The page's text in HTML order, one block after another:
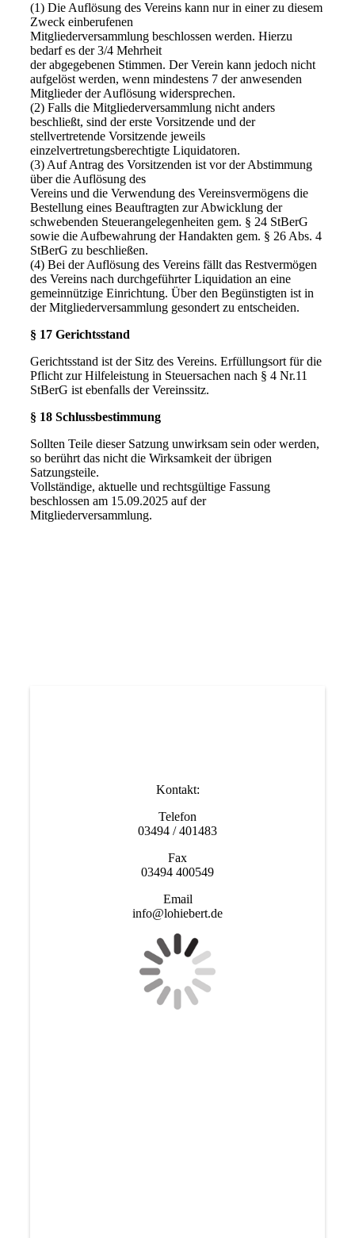
(1) Die Auflösung des Vereins kann nur in einer zu diesem
Zweck einberufenen
Mitgliederversammlung beschlossen werden. Hierzu
bedarf es der 3/4 Mehrheit
der abgegebenen Stimmen. Der Verein kann jedoch nicht
aufgelöst werden, wenn mindestens 7 der anwesenden
Mitglieder der Auflösung widersprechen.
(2) Falls die Mitgliederversammlung nicht anders
beschließt, sind der erste Vorsitzende und der
stellvertretende Vorsitzende jeweils
einzelvertretungsberechtigte Liquidatoren.
(3) Auf Antrag des Vorsitzenden ist vor der Abstimmung
über die Auflösung des
Vereins und die Verwendung des Vereinsvermögens die
Bestellung eines Beauftragten zur Abwicklung der
schwebenden Steuerangelegenheiten gem. § 24 StBerG
sowie die Aufbewahrung der Handakten gem. § 26 Abs. 4
StBerG zu beschließen.
(4) Bei der Auflösung des Vereins fällt das Restvermögen
des Vereins nach durchgeführter Liquidation an eine
gemeinnützige Einrichtung. Über den Begünstigten ist in
der Mitgliederversammlung gesondert zu entscheiden.
§ 17 Gerichtsstand
Gerichtsstand ist der Sitz des Vereins. Erfüllungsort für die
Pflicht zur Hilfeleistung in Steuersachen nach § 4 Nr.11
StBerG ist ebenfalls der Vereinssitz.
§ 18 Schlussbestimmung
Sollten Teile dieser Satzung unwirksam sein oder werden,
so berührt das nicht die Wirksamkeit der übrigen
Satzungsteile.
Vollständige, aktuelle und rechtsgültige Fassung
beschlossen am 15.09.2025 auf der
Mitgliederversammlung.
Kontakt:
Telefon
03494 / 401483
Fax
03494 400549
Email
info@lohiebert.de